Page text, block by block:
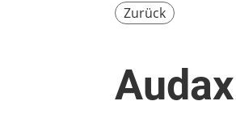
Zurück